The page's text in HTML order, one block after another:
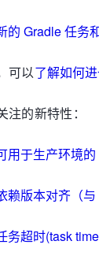
的 Gradle 任务
可以了解如何
注的新特性：
用于生产环境
赖版本对齐（与
务超时(task